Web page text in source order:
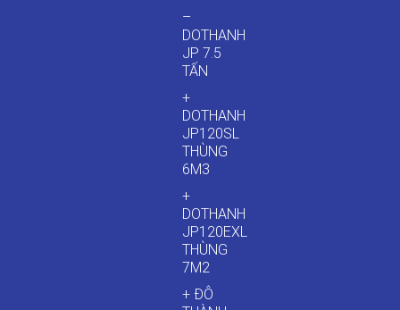
–
DOTHANH
JP 7.5
TẤN
+
DOTHANH
JP120SL
THÙNG
6M3
+
DOTHANH
JP120EXL
THÙNG
7M2
+ ĐÔ